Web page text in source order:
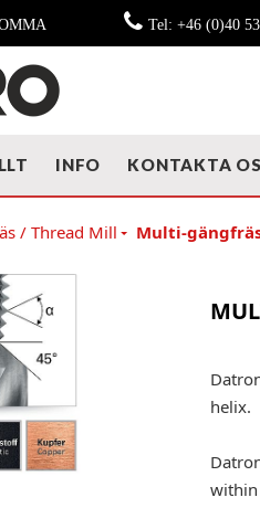
Tel: +46 (0)40
INFO KONTAKTA
/ Thread Mill Multi-
helix.
within